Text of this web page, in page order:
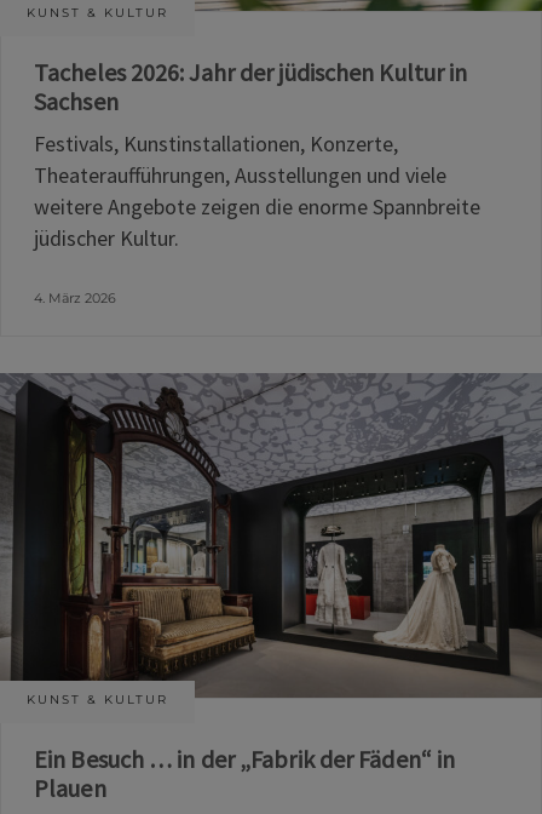
KUNST & KULTUR
Tacheles 2026: Jahr der jüdischen Kultur in
Sachsen
Festivals, Kunstinstallationen, Konzerte,
Theateraufführungen, Ausstellungen und viele
weitere Angebote zeigen die enorme Spannbreite
jüdischer Kultur.
4. März 2026
KUNST & KULTUR
Ein Besuch … in der „Fabrik der Fäden“ in
Plauen